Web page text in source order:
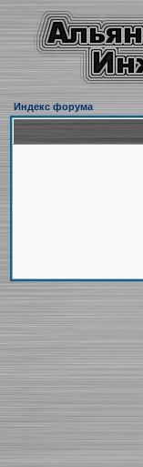
Индекс форума